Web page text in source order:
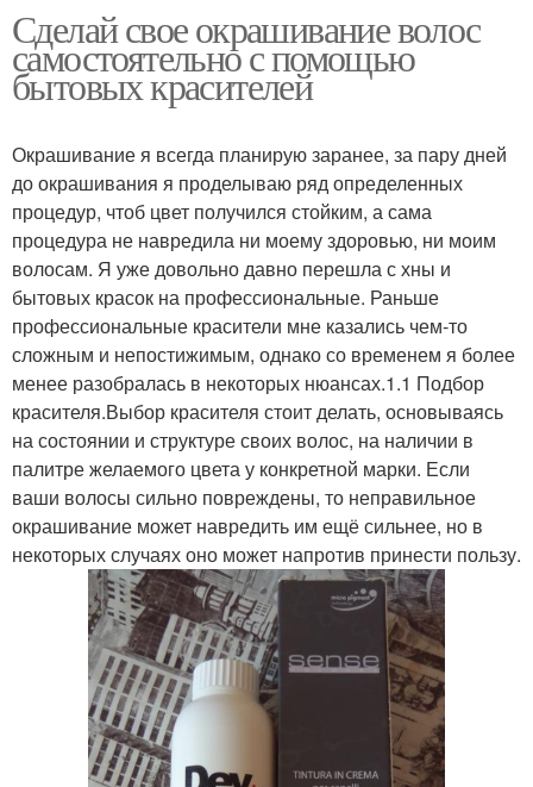
Сделай свое окрашивание волос
самостоятельно с помощью
бытовых красителей
Окрашивание я всегда планирую заранее, за пару дней
до окрашивания я проделываю ряд определенных
процедур, чтоб цвет получился стойким, а сама
процедура не навредила ни моему здоровью, ни моим
волосам. Я уже довольно давно перешла с хны и
бытовых красок на профессиональные. Раньше
профессиональные красители мне казались чем-то
сложным и непостижимым, однако со временем я более
менее разобралась в некоторых нюансах.1.1 Подбор
красителя.Выбор красителя стоит делать, основываясь
на состоянии и структуре своих волос, на наличии в
палитре желаемого цвета у конкретной марки. Если
ваши волосы сильно повреждены, то неправильное
окрашивание может навредить им ещё сильнее, но в
некоторых случаях оно может напротив принести пользу.